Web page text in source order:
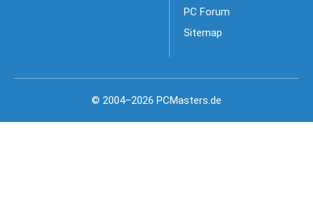
PC Forum
Sitemap
© 2004–2026 PCMasters.de